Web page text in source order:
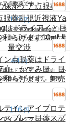
ア点眼薬です。
132 円
視近視液Yaoxianlangはドラ
疲れを和らげます10ml大量
44 円
薬はドライアイ、充血、か
疲れを和らげます。卸売
176 円
アイプロテクションスプレ